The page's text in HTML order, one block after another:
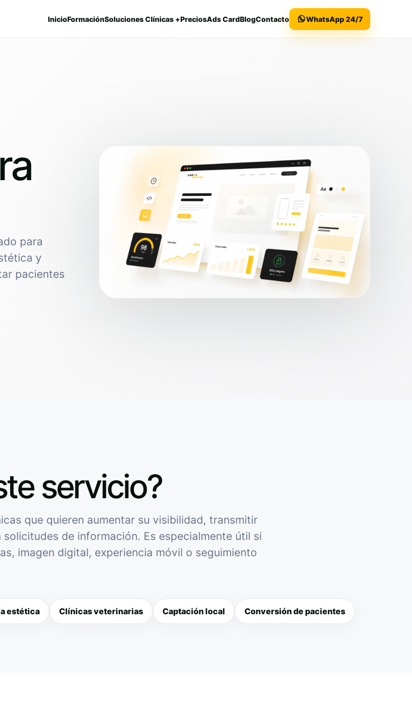
InicioFormaciónSoluciones Clínicas +PreciosAds CardBlogContacto WhatsApp 24/7
para
y
pacientes
servicio?
que quieren aumentar su visibilidad, transmitir
de información. Es especialmente útil si
imagen digital, experiencia móvil o seguimiento
estética Clínicas veterinarias Captación local Conversión de pacientes